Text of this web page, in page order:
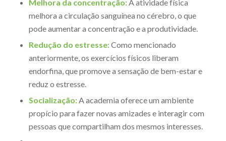
Melhora da concentração:A atividade física
melhora a circulação sanguínea no cérebro, o que
pode aumentar a concentração e a produtividade.
Redução do estresse:Como mencionado
anteriormente, os exercícios físicos liberam
endorfina, que promove a sensação de bem-estar e
reduz o estresse.
Socialização:A academia oferece um ambiente
propício para fazer novas amizades e interagir com
pessoas que compartilham dos mesmos interesses.